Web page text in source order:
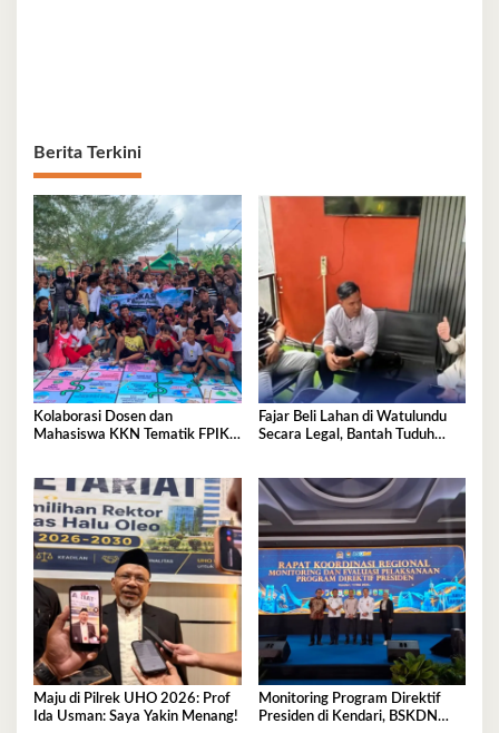
Berita Terkini
Kolaborasi Dosen dan
Mahasiswa KKN Tematik FPIK
anak di Kelurahan Lapulu
Fajar Beli Lahan di Watulundu
Secara Legal, Bantah Tuduh
Maju di Pilrek UHO 2026: Prof
Ida Usman: Saya Yakin Menang!
Monitoring Program Direktif
Presiden di Kendari, BSKDN